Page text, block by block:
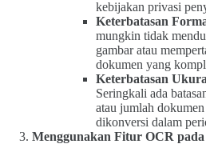
kebijakan privasi
Keterbatasan
mungkin tidak
gambar atau
dokumen yang
Keterbatasan
Seringkali ada
atau jumlah
dikonversi dalam
Menggunakan Fitur OCR